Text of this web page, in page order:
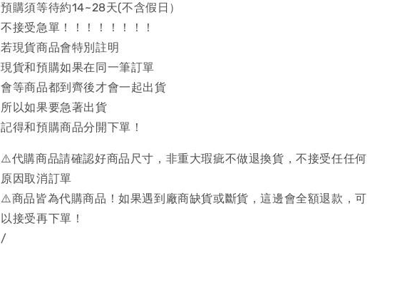
預購須等待約14~28天(不含假日）
不接受急單！！！！！！！！
若現貨商品會特別註明
現貨和預購如果在同一筆訂單
會等商品都到齊後才會一起出貨
所以如果要急著出貨
記得和預購商品分開下單！
⚠️代購商品請確認好商品尺寸，非重大瑕疵不做退換貨，不接受任任何
原因取消訂單
⚠️商品皆為代購商品！如果遇到廠商缺貨或斷貨，這邊會全額退款，可
以接受再下單！
/